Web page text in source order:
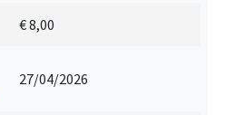
€ 8,00
27/04/2026